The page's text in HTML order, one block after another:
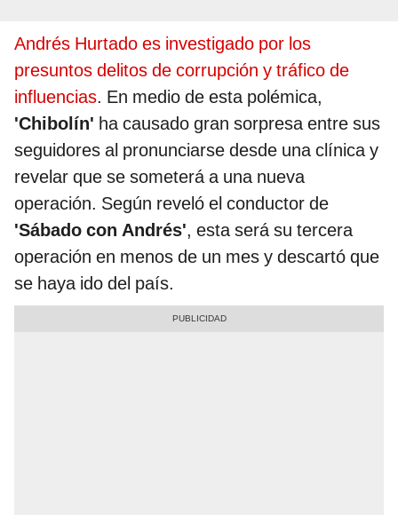
Andrés Hurtado es investigado por los
presuntos delitos de corrupción y tráfico de
influencias. En medio de esta polémica,
'Chibolín' ha causado gran sorpresa entre sus
seguidores al pronunciarse desde una clínica y
revelar que se someterá a una nueva
operación. Según reveló el conductor de
'Sábado con Andrés', esta será su tercera
operación en menos de un mes y descartó que
se haya ido del país.